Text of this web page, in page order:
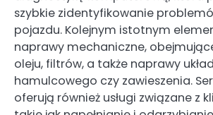
szybkie zidentyfikowanie
pojazdu. Kolejnym istotnym
naprawy mechaniczne,
oleju, filtrów, a także naprawy
hamulcowego czy zawieszenia.
oferują również usługi związane z